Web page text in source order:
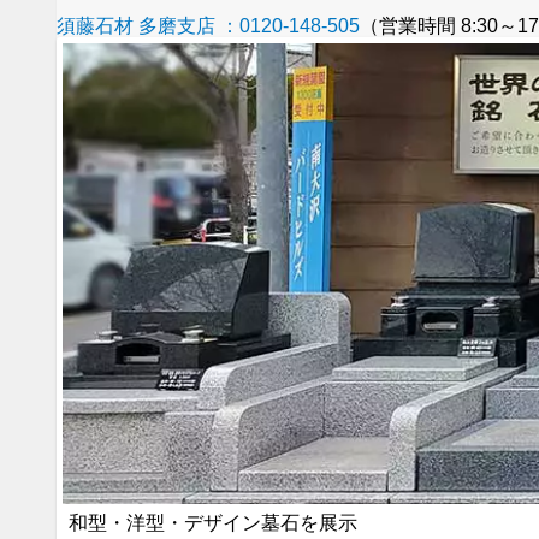
須藤石材 多磨支店 ： 0120-148-505 （営業時間 8:30～
和型・洋型・デザイン墓石を展示